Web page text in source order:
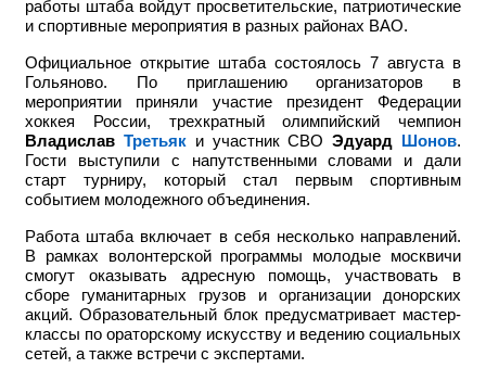
работы штаба войдут просветительские, патриотические
и спортивные мероприятия в разных районах ВАО.
Официальное открытие штаба состоялось 7 августа в
Гольяново. По приглашению организаторов в
мероприятии приняли участие
президент Федерации
хоккея России, трехкратный олимпийский чемпион
Владислав Третьяки участник СВО Эдуард Шонов.
Гости выступили с напутственными словами и дали
старт турниру, который стал первым спортивным
событием молодежного объединения.
Работа штаба включает в себя несколько направлений.
В рамках волонтерской программы молодые москвичи
смогут оказывать адресную помощь, участвовать в
сборе гуманитарных грузов и организации донорских
акций. Образовательный блок предусматривает мастер-
классы по ораторскому искусству и ведению социальных
сетей, а также встречи с экспертами.